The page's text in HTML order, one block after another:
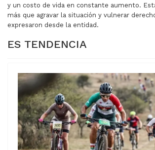
y un costo de vida en constante aumento.
más que agravar la situación y vulnerar
expresaron desde la entidad.
ES TENDENCIA